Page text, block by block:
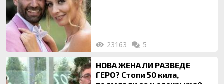
23163 5
НОВА ЖЕНА ЛИ РАЗВЕДЕ
ГЕРО? Стопи 50 кила,